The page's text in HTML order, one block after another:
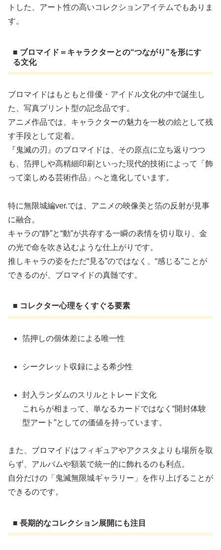
トした、アート性の高いコレクションアイテムでもありま
す。
■ ブロマイド＝キャラクターとの“つながり”を形にす
る文化
ブロマイドはもともと俳優・アイドル文化の中で誕生し
た、写真プリント型の記念品です。
アニメ作品では、キャラクターの魅力を一枚の絵として残
す手段として定着。
『鬼滅の刃』のブロマイドは、その原点に立ち返りつつ
も、箔押しや高精細印刷といった現代的技術によって「飾
って楽しめる芸術作品」へと進化しています。
特に無限城編ver.では、アニメの映像美と箔の反射が見事
に融合。
キャラの“静”と“動”が共存する一瞬の表情を切り取り、金
の光で命を吹き込むような仕上がりです。
推しキャラの姿をただ“見る”のではなく、“感じる”ことが
できるのが、ブロマイドの真髄です。
■ コレクター心理をくすぐる要素
箔押しの個体差による唯一性
シークレット収録による希少性
封入ランダムのスリルとトレード文化
これらが相まって、単なるカードではなく“開封体験
型アート”としての価値を持っています。
また、ブロマイドはフィギュアやアクスタよりも場所を取
らず、アルバムや額装で統一的に飾れるのも利点。
自分だけの「鬼滅無限城ギャラリー」を作り上げることが
できるのです。
■ 長期的なコレクション展開にも注目